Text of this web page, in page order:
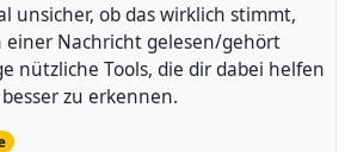
unsicher, ob das wirklich stimmt,
einer Nachricht gelesen/gehört
nützliche Tools, die dir dabei helfen
zu erkennen.